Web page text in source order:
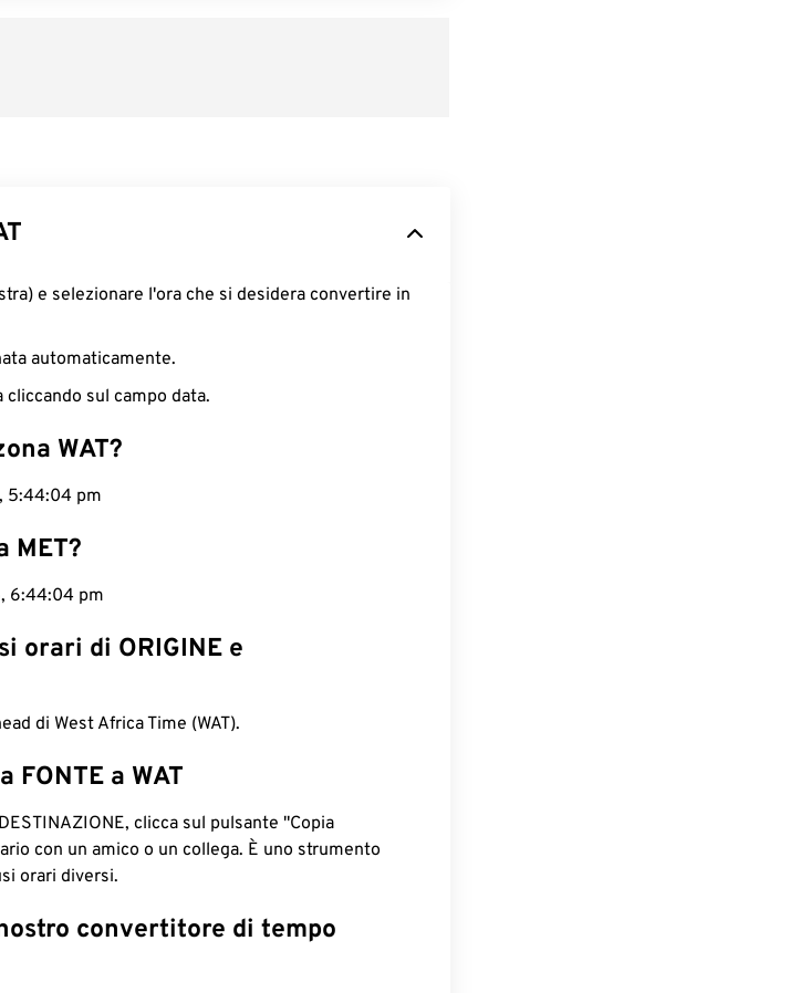
e selezionare l'ora che si desidera convertire in
automaticamente.
sul campo data.
WAT?
5:44:05 pm
MET?
6:44:05 pm
orari di ORIGINE e
di West Africa Time (WAT).
a WAT
clicca sul pulsante "Copia
con un amico o un collega. È uno strumento
orari diversi.
convertitore di tempo